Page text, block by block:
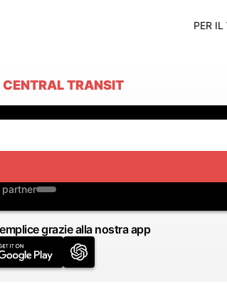
PER IL
TRANSIT
grazie alla nostra app